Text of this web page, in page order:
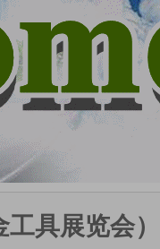
具展览会）